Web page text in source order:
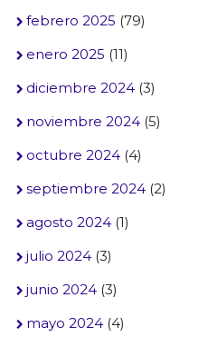
febrero 2025 (79)
enero 2025 (11)
diciembre 2024(3)
noviembre 2024(5)
octubre 2024(4)
septiembre 2024(2)
agosto 2024(1)
julio 2024(3)
junio 2024(3)
mayo 2024(4)